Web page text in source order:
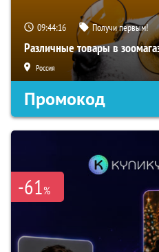
09:44:15 Получи первым!
Различные товары в
Россия
Промокод
-61%